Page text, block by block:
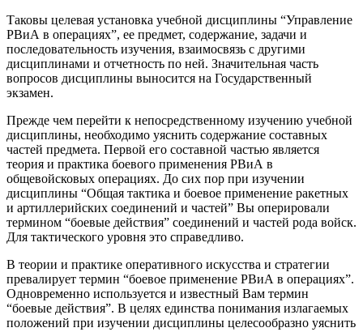
Таковы целевая установка учебной дисциплины “Управление
РВиА в операциях”, ее предмет, содержание, задачи и
последовательность изучения, взаимосвязь с другими
дисциплинами и отчетность по ней. Значительная часть
вопросов дисциплины выносится на Государственный
экзамен.
Прежде чем перейти к непосредственному изучению учебной
дисциплины, необходимо уяснить содержание составных
частей предмета. Первой его составной частью является
теория и практика боевого применения РВиА в
общевойсковых операциях. До сих пор при изучении
дисциплины “Общая тактика и боевое применение ракетных
и артиллерийских соединений и частей” Вы оперировали
термином “боевые действия” соединений и частей рода войск.
Для тактического уровня это справедливо.
В теории и практике оперативного искусства и стратегии
превалирует термин “боевое применение РВиА в операциях”.
Одновременно используется и известный Вам термин
“боевые действия”. В целях единства понимания излагаемых
положений при изучении дисциплины целесообразно уяснить